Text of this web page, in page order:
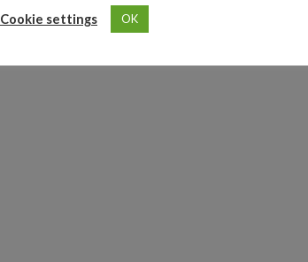
Cookie settings OK